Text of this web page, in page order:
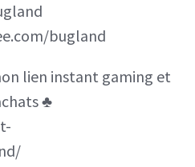
bugland
lien instant gaming et
♣️